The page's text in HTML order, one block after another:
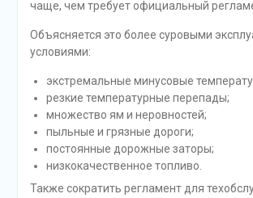
чаще, чем требует официальный
Объясняется это более суровыми
условиями:
экстремальные минусовые
резкие температурные перепады;
множество ям и неровностей;
пыльные и грязные дороги;
постоянные дорожные заторы;
низкокачественное топливо.
Также сократить регламент для